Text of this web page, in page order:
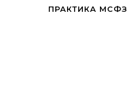
ПРАКТИКА МСФЗ